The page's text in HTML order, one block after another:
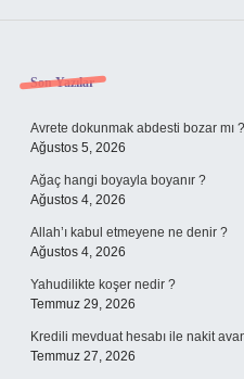
Sidebar
Son Yazılar
Avrete dokunmak abdesti bozar mı ?
Ağustos 5, 2026
Ağaç hangi boyayla boyanır ?
Ağustos 4, 2026
Allah’ı kabul etmeyene ne denir ?
Ağustos 4, 2026
Yahudilikte koşer nedir ?
Temmuz 29, 2026
Kredili mevduat hesabı ile nakit
Temmuz 27, 2026